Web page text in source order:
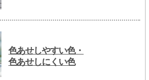
色あせしやすい色・
色あせしにくい色